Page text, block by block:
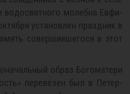
мо­леб­на Ев­фи­
уста­нов­лен празд­ник в
со­вер­шив­ше­го­ся в этот
об­раз Бо­го­ма­те­ри
пе­ре­ве­зен был в Пе­тер­